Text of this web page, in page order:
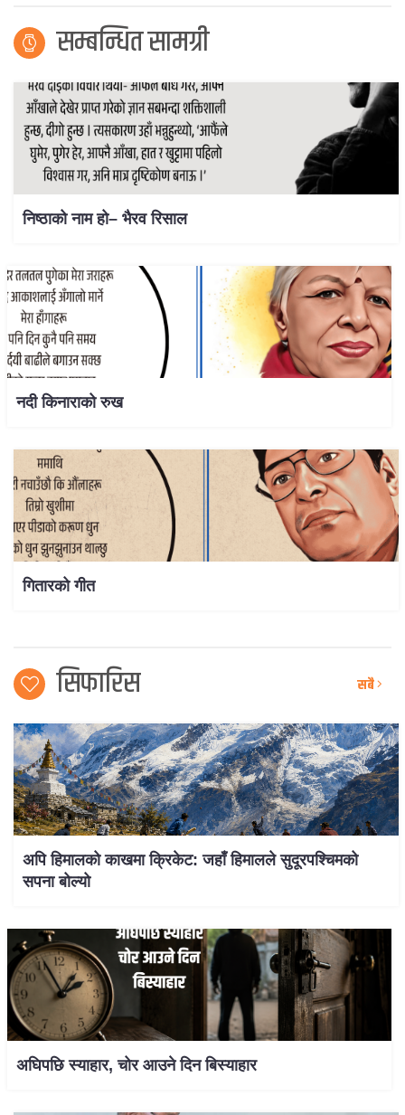
सम्बन्धित सामग्री
निष्ठाको नाम हो– भैरव रिसाल
नदी किनाराको रुख
गितारको गीत
सिफारिस सबै
अपि हिमालको काखमा क्रिकेट: जहाँ हिमालले सुदूरपश्चिमको
सपना बोल्यो
अघिपछि स्याहार, चोर आउने दिन बिस्याहार